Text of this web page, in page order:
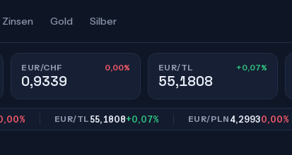
Zinsen Gold Silber
EUR/CHF 0,00%
0,9339
EUR/TL +0,07%
55,1808
EUR/TL55,1808+0,07% EUR/PLN4,29930,00%